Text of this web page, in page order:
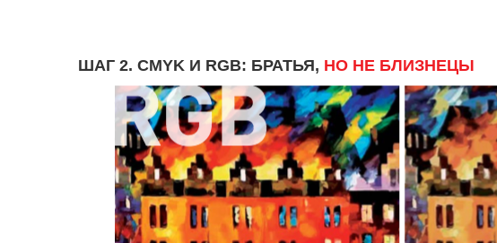
ШАГ 2. CMYK И RGB: БРАТЬЯ, НО НЕ БЛИЗНЕЦЫ